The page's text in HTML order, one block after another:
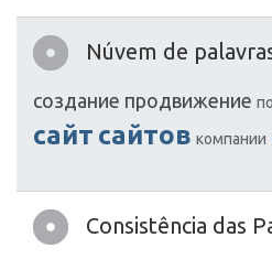
Núvem de
создание продвижение
сайт сайтов компании
Consistência das